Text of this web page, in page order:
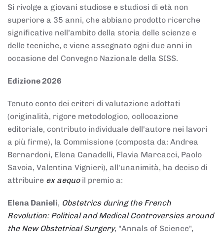
Si rivolge a giovani studiose e studiosi di età non
superiore a 35 anni, che abbiano prodotto ricerche
significative nell’ambito della storia delle scienze e
delle tecniche, e viene assegnato ogni due anni in
occasione del Convegno Nazionale della SISS.
Edizione 2026
Tenuto conto dei criteri di valutazione adottati
(originalità, rigore metodologico, collocazione
editoriale, contributo individuale dell'autore nei lavori
a più firme), la Commissione (composta da: Andrea
Bernardoni, Elena Canadelli, Flavia Marcacci, Paolo
Savoia, Valentina Vignieri), all'unanimità, ha deciso di
attribuire ex aequoil premio a:
Elena Danieli, Obstetrics during the French
Revolution: Political and Medical Controversies around
the New Obstetrical Surgery, "Annals of Science",